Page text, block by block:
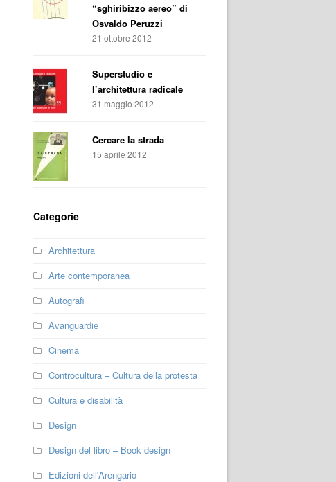
“sghiribizzo aereo” di
Osvaldo Peruzzi
21 ottobre 2012
Superstudio e
l’architettura radicale
31 maggio 2012
Cercare la strada
15 aprile 2012
Categorie
Architettura
Arte contemporanea
Autografi
Avanguardie
Cinema
Controcultura – Cultura della protesta
Cultura e disabilità
Design
Design del libro – Book design
Edizioni dell'Arengario